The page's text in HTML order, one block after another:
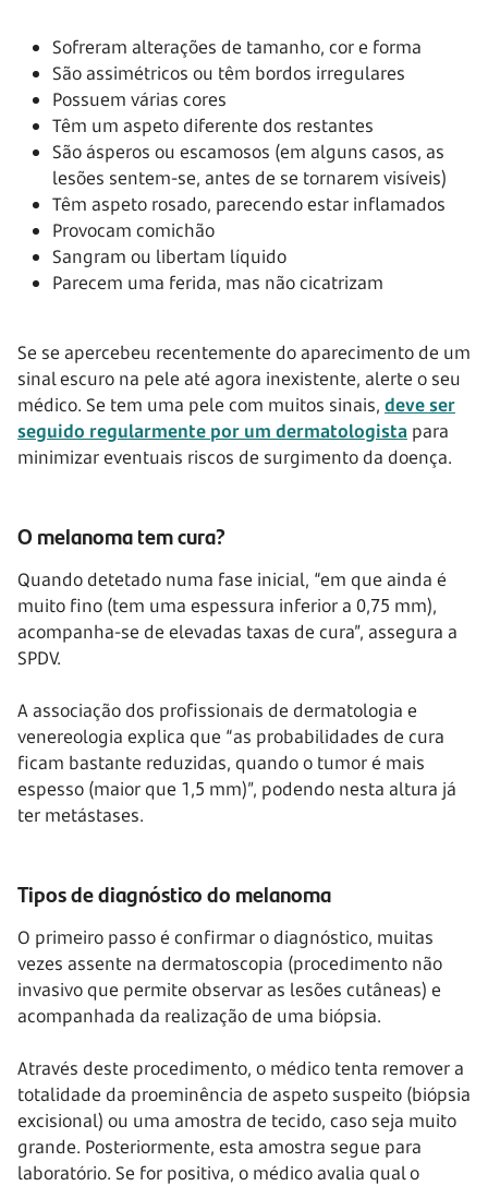
Sofreram alterações de tamanho, cor e forma
São assimétricos ou têm bordos irregulares
Possuem várias cores
Têm um aspeto diferente dos restantes
São ásperos ou escamosos (em alguns casos, as
lesões sentem-se, antes de se tornarem visíveis)
Têm aspeto rosado, parecendo estar inflamados
Provocam comichão
Sangram ou libertam líquido
Parecem uma ferida, mas não cicatrizam
Se se apercebeu recentemente do aparecimento de um
sinal escuro na pele até agora inexistente, alerte o seu
médico. Se tem uma pele com muitos sinais, deve ser
seguido regularmente por um dermatologista para
minimizar eventuais riscos de surgimento da doença.
O melanoma tem cura?
Quando detetado numa fase inicial, “em que ainda é
muito fino (tem uma espessura inferior a 0,75 mm),
acompanha-se de elevadas taxas de cura”, assegura a
SPDV.
A associação dos profissionais de dermatologia e
venereologia explica que “as probabilidades de cura
ficam bastante reduzidas, quando o tumor é mais
espesso (maior que 1,5 mm)”, podendo nesta altura já
ter metástases.
Tipos de diagnóstico do melanoma
O primeiro passo é confirmar o diagnóstico, muitas
vezes assente na dermatoscopia (procedimento não
invasivo que permite observar as lesões cutâneas) e
acompanhada da realização de uma biópsia.
Através deste procedimento, o médico tenta remover a
totalidade da proeminência de aspeto suspeito (biópsia
excisional) ou uma amostra de tecido, caso seja muito
grande. Posteriormente, esta amostra segue para
laboratório. Se for positiva, o médico avalia qual o